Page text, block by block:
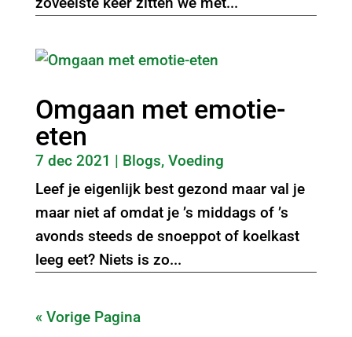
Omgaan met emotie-
eten
7 dec 2021 | Blogs, Voeding
Leef je eigenlijk best gezond maar val je
maar niet af omdat je ’s middags of ’s
avonds steeds de snoeppot of koelkast
leeg eet? Niets is zo...
« Vorige Pagina